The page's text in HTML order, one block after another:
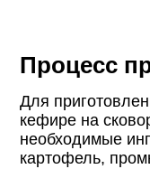
Процесс
Для
кефире на
необходимые
картофель,